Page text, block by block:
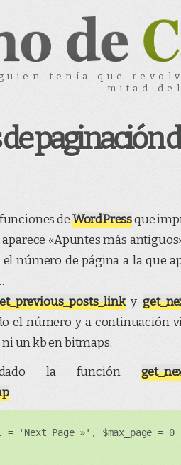
tenía que
mitad
paginación
deWordPressque
«Apuntes más
número de página a la que
y
el número y a continuación
un kb en bitmaps.
la función
'Next Page »', $max_page =